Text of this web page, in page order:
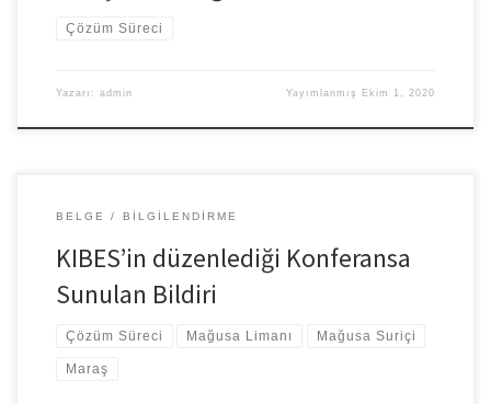
Çözüm Süreci
Yazarı: admin Yayımlanmış Ekim 1, 2020
BELGE BILGILENDIRME
KIBES’in düzenlediği Konferansa
Sunulan Bildiri
Çözüm Süreci Mağusa Limanı Mağusa Suriçi
Maraş